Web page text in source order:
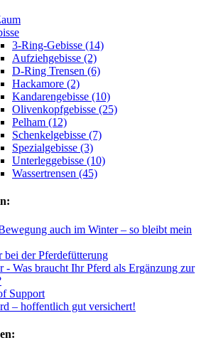
3-Ring-Gebisse (14)
Aufziehgebisse (2)
D-Ring Trensen (6)
Hackamore (2)
Kandarengebisse (10)
Olivenkopfgebisse (25)
Pelham (12)
Schenkelgebisse (7)
Spezialgebisse (3)
Unterleggebisse (10)
Wassertrensen (45)
auch im Winter – so bleibt mein
der Pferdefütterung
- Was braucht Ihr Pferd als Ergänzung zur
Support
– hoffentlich gut versichert!